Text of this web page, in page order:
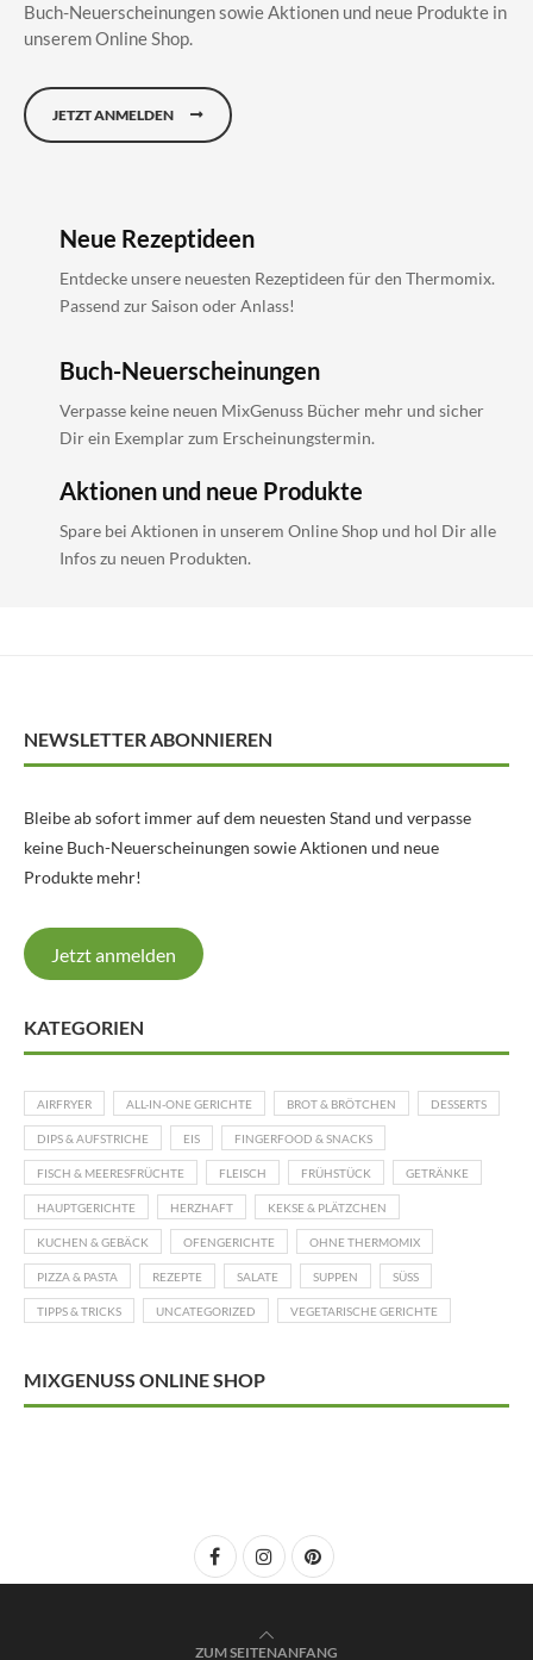
Buch-Neuerscheinungen sowie Aktionen und neue Produkte in
unserem Online Shop.
JETZT ANMELDEN
Neue Rezeptideen
Entdecke unsere neuesten Rezeptideen für den Thermomix.
Passend zur Saison oder Anlass!
Buch-Neuerscheinungen
Verpasse keine neuen MixGenuss Bücher mehr und sicher
Dir ein Exemplar zum Erscheinungstermin.
Aktionen und neue Produkte
Spare bei Aktionen in unserem Online Shop und hol Dir alle
Infos zu neuen Produkten.
NEWSLETTER ABONNIEREN
Bleibe ab sofort immer auf dem neuesten Stand und verpasse
keine Buch-Neuerscheinungen sowie Aktionen und neue
Produkte mehr!
Jetzt anmelden
KATEGORIEN
AIRFRYER ALL-IN-ONE GERICHTE BROT & BRÖTCHEN DESSERTS
DIPS & AUFSTRICHE EIS FINGERFOOD & SNACKS
FISCH & MEERESFRÜCHTE FLEISCH FRÜHSTÜCK GETRÄNKE
HAUPTGERICHTE HERZHAFT KEKSE & PLÄTZCHEN
KUCHEN & GEBÄCK OFENGERICHTE OHNE THERMOMIX
PIZZA & PASTA REZEPTE SALATE SUPPEN SÜSS
TIPPS & TRICKS UNCATEGORIZED VEGETARISCHE GERICHTE
MIXGENUSS ONLINE SHOP
ZUM SEITENANFANG